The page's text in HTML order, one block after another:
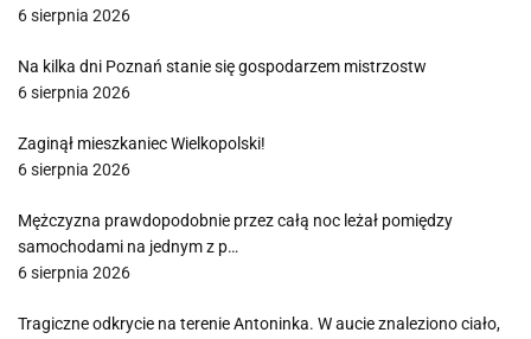
6 sierpnia 2026
Na kilka dni Poznań stanie się gospodarzem mistrzostw
6 sierpnia 2026
Zaginął mieszkaniec Wielkopolski!
6 sierpnia 2026
Mężczyzna prawdopodobnie przez całą noc leżał pomiędzy
samochodami na jednym z p…
6 sierpnia 2026
Tragiczne odkrycie na terenie Antoninka. W aucie znaleziono ciało,